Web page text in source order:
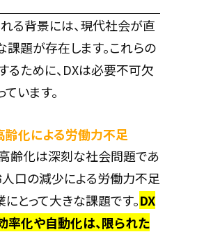
る背景には、現代社会が直
課題が存在します。これらの
るために、DXは必要不可欠
います。
齢化による労働力不足
齢化は深刻な社会問題であ
人口の減少による労働力不足
とって大きな課題です。DX
率化や自動化は、限られた